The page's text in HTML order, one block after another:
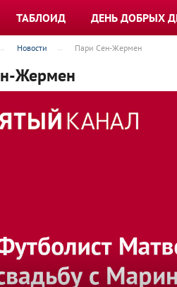
ТАБЛОИД ДЕНЬ ДОБРЫХ
Новости Пари Сен-Жермен
Жермен